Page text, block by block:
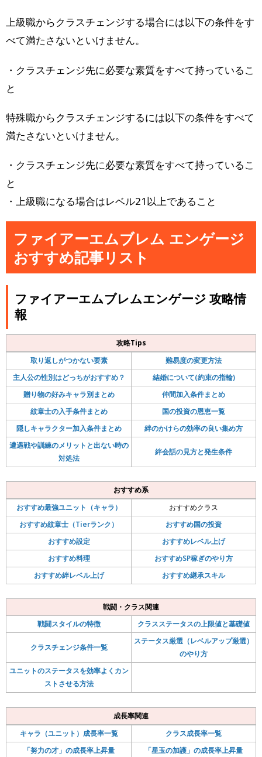
上級職からクラスチェンジする場合には以下の条件をす
べて満たさないといけません。
・クラスチェンジ先に必要な素質をすべて持っているこ
と
特殊職からクラスチェンジするには以下の条件をすべて
満たさないといけません。
・クラスチェンジ先に必要な素質をすべて持っているこ
と
・上級職になる場合はレベル21以上であること
ファイアーエムブレム エンゲージ
おすすめ記事リスト
ファイアーエムブレムエンゲージ 攻略情
報
攻略Tips
取り返しがつかない要素
難易度の変更方法
主人公の性別はどっちがおすすめ？
結婚について(約束の指輪)
贈り物の好みキャラ別まとめ
仲間加入条件まとめ
紋章士の入手条件まとめ
国の投資の恩恵一覧
隠しキャラクター加入条件まとめ
絆のかけらの効率の良い集め方
遭遇戦や訓練のメリットと出ない時の
対処法
絆会話の見方と発生条件
おすすめ系
おすすめ最強ユニット（キャラ）
おすすめクラス
おすすめ紋章士（Tierランク）
おすすめ国の投資
おすすめ設定
おすすめレベル上げ
おすすめ料理
おすすめSP稼ぎのやり方
おすすめ絆レベル上げ
おすすめ継承スキル
戦闘・クラス関連
戦闘スタイルの特徴
クラスステータスの上限値と基礎値
クラスチェンジ条件一覧
ステータス厳選（レベルアップ厳選）
のやり方
ユニットのステータスを効率よくカン
ストさせる方法
成長率関連
キャラ（ユニット）成長率一覧
クラス成長率一覧
「努力の才」の成長率上昇量
「星玉の加護」の成長率上昇量